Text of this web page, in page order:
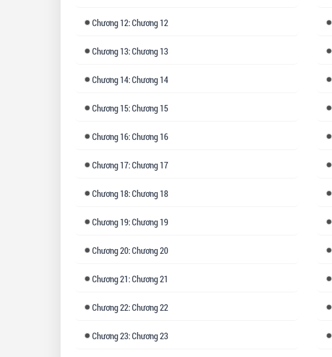
Chương 12: Chương 12
Chương 13: Chương 13
Chương 14: Chương 14
Chương 15: Chương 15
Chương 16: Chương 16
Chương 17: Chương 17
Chương 18: Chương 18
Chương 19: Chương 19
Chương20: Chương 20
Chương21: Chương 21
Chương22: Chương 22
Chương23: Chương 23